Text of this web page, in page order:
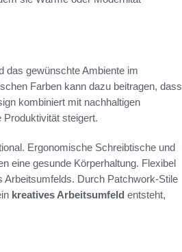
das gewünschte Ambiente im
Farben kann dazu beitragen, dass
kombiniert mit nachhaltigen
Produktivität steigert.
Ergonomische Schreibtische und
eine gesunde Körperhaltung. Flexibel
Arbeitsumfelds. Durch Patchwork-Stile
kreatives Arbeitsumfeld entsteht,